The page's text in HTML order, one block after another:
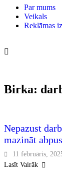
Par mums
Veikals
Reklāmas
Birka:
Nepazust
mazināt
11 februāris,
Lasīt Vairāk